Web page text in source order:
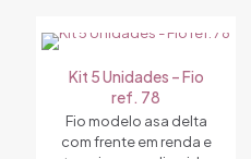
Kit 5 Unidades – Fio
ref. 78
Fio modelo asa delta
com frente em renda e